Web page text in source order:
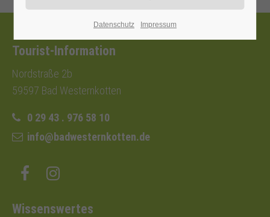
Tourist-Information
Nordstraße 2b
59597 Bad Westernkotten
0 29 43 . 976 58 10
info@badwesternkotten.de
Wissenswertes
Datenschutz Impressum